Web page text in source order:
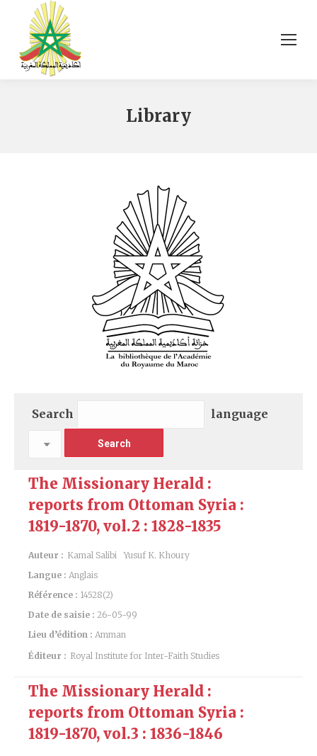
Library
Search language
The Missionary Herald :
reports from Ottoman Syria :
1819-1870, vol.2 : 1828-1835
Auteur : Kamal Salibi
Yusuf K. Khoury
Langue : Anglais
Référence : 14528(2)
Date de saisie : 26-05-99
Lieu d’édition : Amman
Éditeur : Royal Institute for Inter-Faith Studies
The Missionary Herald :
reports from Ottoman Syria :
1819-1870, vol.3 : 1836-1846